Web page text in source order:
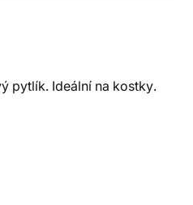
pytlík. Ideální na kostky.